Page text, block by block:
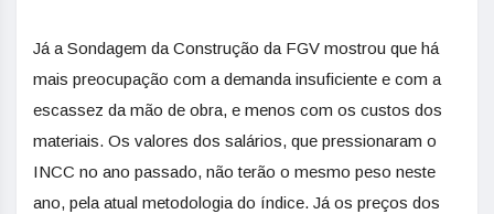
Já a Sondagem da Construção da FGV mostrou que há
mais preocupação com a demanda insuficiente e com a
escassez da mão de obra, e menos com os custos dos
materiais. Os valores dos salários, que pressionaram o
INCC no ano passado, não terão o mesmo peso neste
ano, pela atual metodologia do índice. Já os preços dos